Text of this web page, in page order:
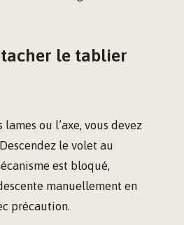
le tablier
ou l’axe, vous devez
le volet au
est bloqué,
manuellement en
précaution.